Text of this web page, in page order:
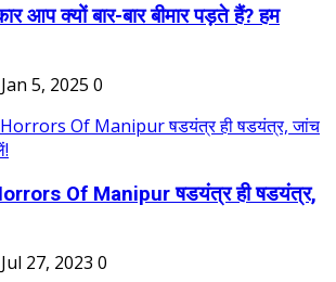
आप क्यों बार-बार बीमार पड़ते हैं? हम
Jan 5, 2025 0
Of Manipur षडयंत्र ही षडयंत्र,
Jul 27, 2023 0